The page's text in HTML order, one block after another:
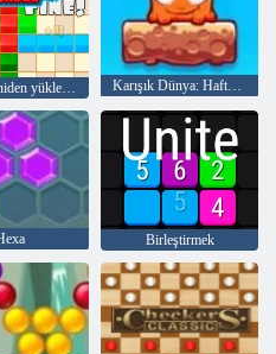
2020! Yeniden yüklenmiş Karışık Dünya: Hafta Sonu
Birleştirmek